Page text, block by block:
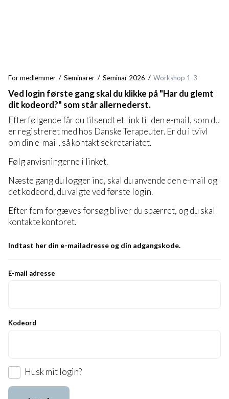
For medlemmer Seminarer Seminar 2026 Workshop 1-3
Ved login første gang skal du klikke på "Har du glemt
dit kodeord?" som står allernederst.
Efterfølgende får du tilsendt et link til den e-mail, som du
er registreret med hos Danske Terapeuter. Er du i tvivl
om din e-mail, så kontakt sekretariatet.
Følg anvisningerne i linket.
Næste gang du logger ind, skal du anvende den e-mail og
det kodeord, du valgte ved første login.
Efter fem forgæves forsøg bliver du spærret, og du skal
kontakte kontoret.
Indtast her din e-mailadresse og din adgangskode.
E-mail adresse
Kodeord
Husk mit login?